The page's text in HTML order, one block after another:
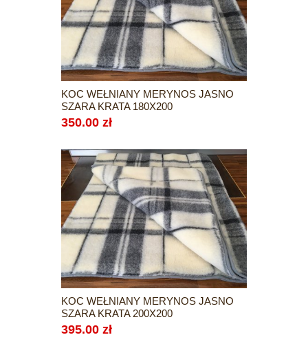
KOC WEŁNIANY MERYNOS JASNO
SZARA KRATA 180X200
350.00 zł
KOC WEŁNIANY MERYNOS JASNO
SZARA KRATA 200X200
395.00 zł